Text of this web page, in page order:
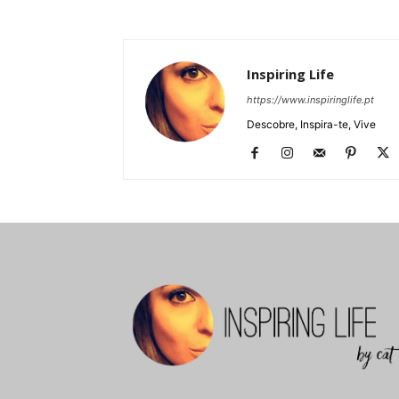
Inspiring Life
https://www.inspiringlife.pt
Descobre, Inspira-te, Vive